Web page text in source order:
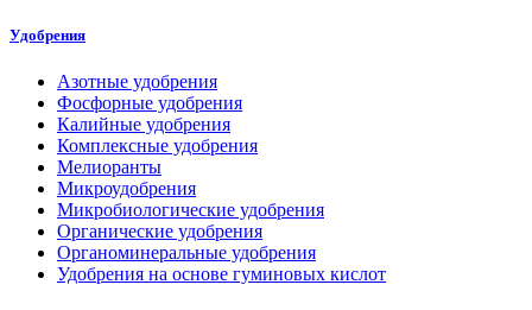
Удобрения
Азотные удобрения
Фосфорные удобрения
Калийные удобрения
Комплексные удобрения
Мелиоранты
Микроудобрения
Микробиологические удобрения
Органические удобрения
Органоминеральные удобрения
Удобрения на основе гуминовых кислот